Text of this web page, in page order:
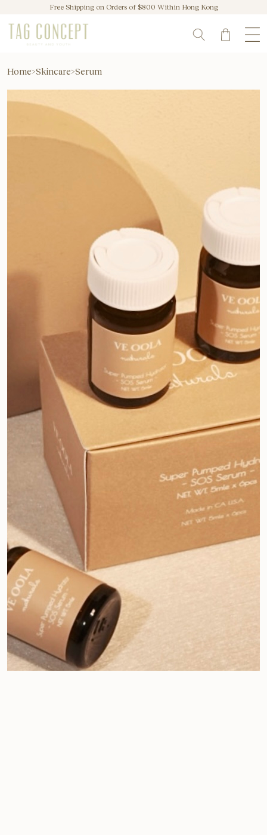
Free Shipping on Orders of $800 Within Hong Kong
Home>Skincare>Serum